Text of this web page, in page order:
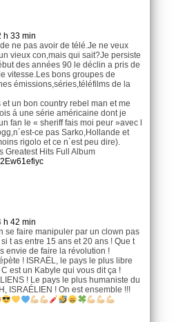
h 33 min
ne pas avoir de télé.Je ne veux
vieux con,mais qui sait?Je persiste
des années 90 le déclin a pris de
vitesse.Les bons groupes de
émissions,séries,téléfilms de la
un bon country rebel man et me
á une série américaine dont je
fan le « sheriff fais moi peur »avec l
ce pas Sarko,Hollande et
rigolo et ce n´est peu dire).
Greatest Hits Full Album
h 42 min
se faire manipuler par un clown pas
t as entre 15 ans et 20 ans ! Que t
envie de faire la révolution !
! ISRAËL, le pays le plus libre
est un Kabyle qui vous dit ça !
! Le pays le plus humaniste du
ISRAÉLIEN ! On est ensemble !!!